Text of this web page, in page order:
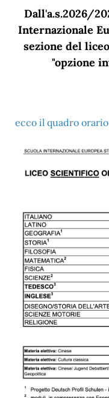
Dall'a.s.2026/
Internazionale
sezione del
"opzione
ecco il quadro